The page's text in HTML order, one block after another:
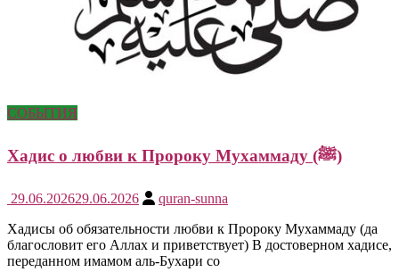
СОБЫТИЯ
Хадис о любви к Пророку Мухаммаду (ﷺ)
29.06.202629.06.2026
quran-sunna
Хадисы об обязательности любви к Пророку Мухаммаду (да
благословит его Аллах и приветствует) В достоверном хадисе,
переданном имамом аль-Бухари со